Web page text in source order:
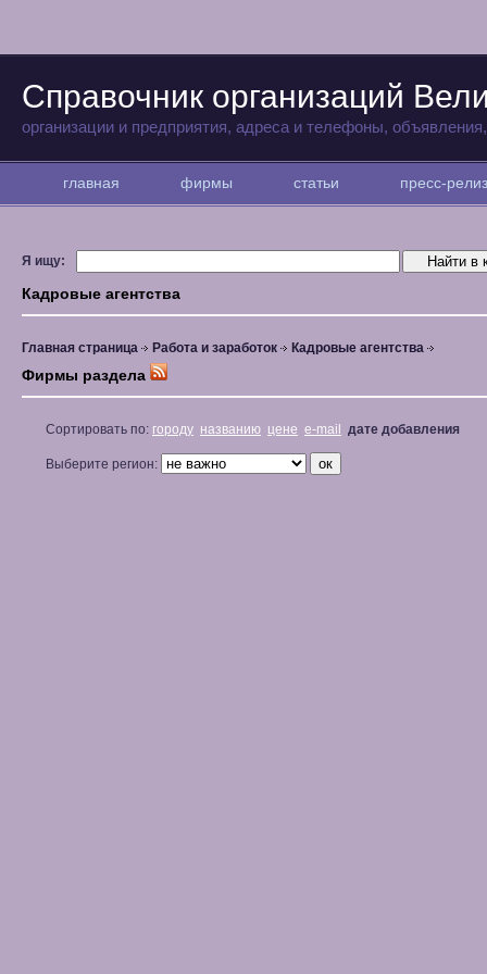
Справочник организаций
организации и предприятия, адреса и телефоны,
главная фирмы статьи пресс-
Я ищу:
Кадровые агентства
Главная страница Работа и заработок Кадровые агентства
Фирмы раздела
Сортировать по: городу названию цене e-mail дате добавления
Выберите регион: